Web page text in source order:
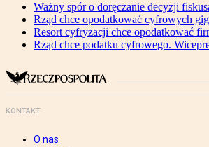
Ważny spór o doręczanie decyzji
Rząd chce opodatkować cyfrowych
Resort cyfryzacji chce opodatkować
Rząd chce podatku cyfrowego.
KONTAKT
O nas